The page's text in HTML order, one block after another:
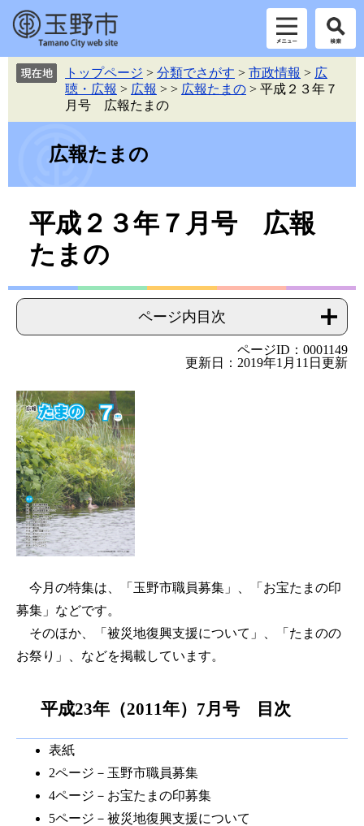
す。
し
トップページ > 分類でさがす > 市政情報 > 広
聴・広報 > 広報 > > 広報たまの > 平成２３年７
月号 広報たまの
広報たまの
平成２３年７月号 広報
たまの
ページ内目次
ページID：0001149
更新日：2019年1月11日更新
今月の特集は、「玉野市職員募集」、「お宝たまの印
募集」などです。
そのほか、「被災地復興支援について」、「たまのの
お祭り」、などを掲載しています。
平成23年（2011年）7月号 目次
表紙
2ページ－玉野市職員募集
4ページ－お宝たまの印募集
5ページ－被災地復興支援について